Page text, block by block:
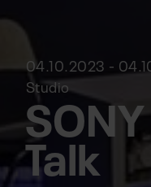
04.10.2023 -
Studio
Talk